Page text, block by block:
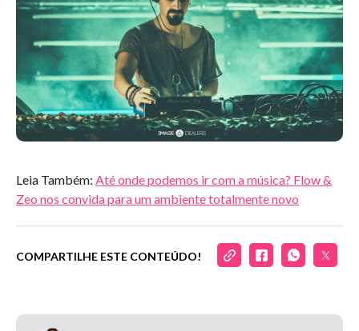
Leia Também: Até onde podemos ir com a música? Flow &
Zeo nos convida para um ambiente totalmente novo
COMPARTILHE ESTE CONTEÚDO!